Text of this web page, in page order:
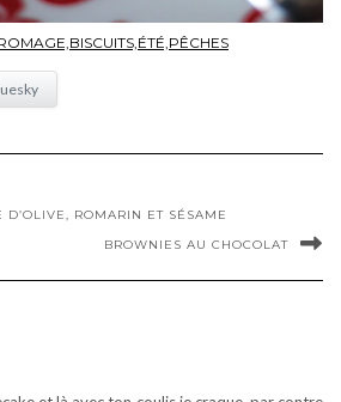
D’OLIVE, ROMARIN ET SÉSAME
BROWNIES AU CHOCOLAT